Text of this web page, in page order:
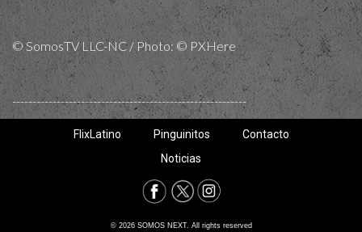
© SomosTV LLC-NC / Photo: © PXHere
----------------------------------------------------------
FlixLatino Pinguinitos
Contacto
Noticias
© 2026 SOMOS NEXT. All rights reserved